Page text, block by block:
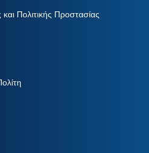
Πολιτικής Προστασίας